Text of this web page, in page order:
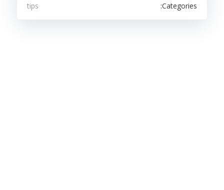
Categories:
tips